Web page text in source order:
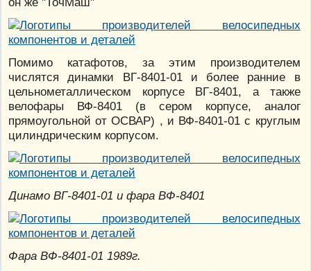
Помимо катафотов, за этим производителем
числятся динамки ВГ-8401-01 и более ранние в
цельнометаллическом корпусе ВГ-8401, а также
велофары ВФ-8401 (в сером корпусе, аналог
прямоугольной от ОСВАР) , и ВФ-8401-01 с круглым
цилиндрическим корпусом.
Динамо ВГ-8401-01 и фара ВФ-8401
Фара ВФ-8401-01 1989г.